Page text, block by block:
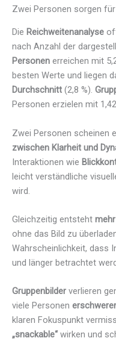
Zwei Personen sorgen
Die Reichweitenanalyse
nach Anzahl der
Personen erreichen mit
besten Werte und liegen
Durchschnitt (2,8 %).
Personen erzielen mit
Zwei Personen scheinen
zwischen Klarheit und
Interaktionen wie
leicht verständliche
wird.
Gleichzeitig entsteht
ohne das Bild zu
Wahrscheinlichkeit, dass
und länger betrachtet
Gruppenbilder verlieren
viele Personen
klaren Fokuspunkt
„snackable“ wirken und